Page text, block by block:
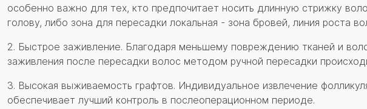
особенно важно для тех, кто предпочитает носить длинную стрижку
голову, либо зона для пересадки локальная - зона бровей, линия роста
2. Быстрое заживление. Благодаря меньшему повреждению тканей и
заживления после пересадки волос методом ручной пересадки
3. Высокая выживаемость графтов. Индивидуальное извлечение
обеспечивает лучший контроль в послеоперационном периоде.